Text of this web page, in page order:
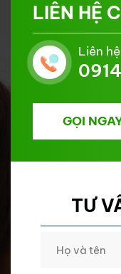
LIÊN HỆ
Liên
GỌI
TƯ